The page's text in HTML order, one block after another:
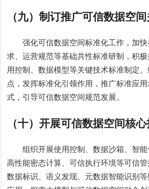
（九）制订推广可信数据空
强化可信数据空间标准化工作，加
求、运营规范等基础共性标准研制，积
用控制、数据模型等关键技术标准制定
点，发挥标准化引领作用，推广标准应
式，引导可信数据空间规范发展。
（十）开展可信数据空间核
组织开展使用控制、数据沙箱、智能
高性能密态计算、可信执行环境等可信
数据标识、语义发现、元数据智能识别